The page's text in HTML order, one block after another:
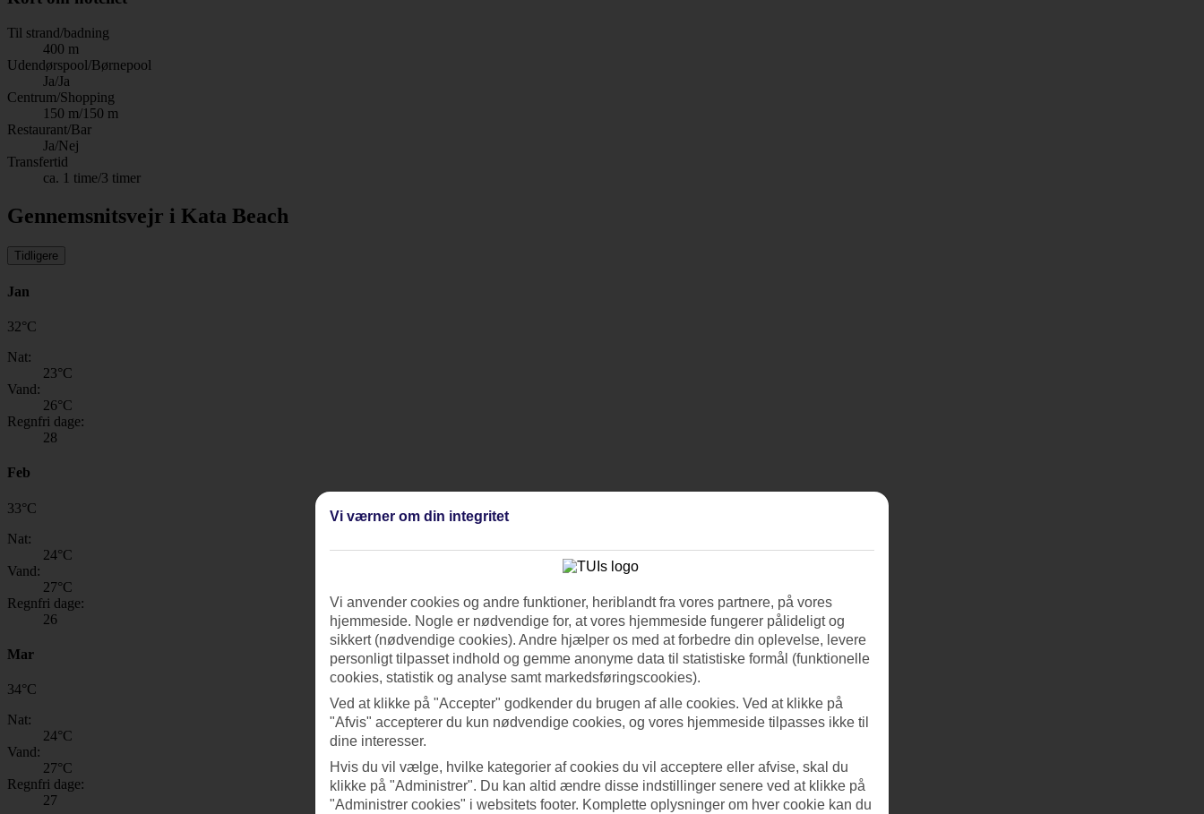
Til strand/badning
400 m
Udendørspool/Børnepool
Ja/Ja
Centrum/Shopping
150 m/150 m
Restaurant/Bar
Ja/Nej
Transfertid
ca. 1 time/3 timer
Gennemsnitsvejr i Kata Beach
Tidligere
Jan
32°C
Nat:
23°C
Vand:
26°C
Regnfri dage:
28
Feb
33°C
Nat:
24°C
Vand:
27°C
Regnfri dage:
26
Mar
34°C
Nat:
24°C
Vand:
27°C
Regnfri dage:
27
Vi værner om din integritet
Vi anvender cookies og andre funktioner, heriblandt fra vores partnere, på vores
hjemmeside. Nogle er nødvendige for, at vores hjemmeside fungerer pålideligt og
sikkert (nødvendige cookies). Andre hjælper os med at forbedre din oplevelse, levere
personligt tilpasset indhold og gemme anonyme data til statistiske formål (funktionelle
cookies, statistik og analyse samt markedsføringscookies).
Ved at klikke på "Accepter" godkender du brugen af alle cookies. Ved at klikke på
"Afvis" accepterer du kun nødvendige cookies, og vores hjemmeside tilpasses ikke til
dine interesser.
Hvis du vil vælge, hvilke kategorier af cookies du vil acceptere eller afvise, skal du
klikke på "Administrer". Du kan altid ændre disse indstillinger senere ved at klikke på
"Administrer cookies" i websitets footer. Komplette oplysninger om hver cookie kan du